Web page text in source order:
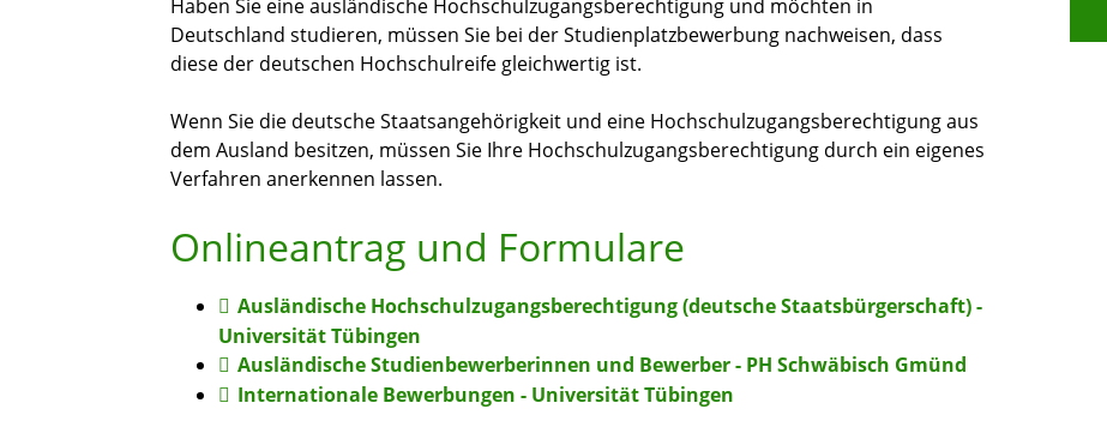
Haben Sie eine ausländische Hochschulzugangsberechtigung und möchten in
Deutschland studieren, müssen Sie bei der Studienplatzbewerbung nachweisen, dass
diese der deutschen Hochschulreife gleichwertig ist.
Wenn Sie die deutsche Staatsangehörigkeit und eine Hochschulzugangsberechtigung aus
dem Ausland besitzen, müssen Sie Ihre Hochschulzugangsberechtigung durch ein eigenes
Verfahren anerkennen lassen.
Onlineantrag und Formulare
Ausländische Hochschulzugangsberechtigung (deutsche Staatsbürgerschaft) -
Universität Tübingen
Ausländische Studienbewerberinnen und Bewerber - PH Schwäbisch Gmünd
Internationale Bewerbungen - Universität Tübingen